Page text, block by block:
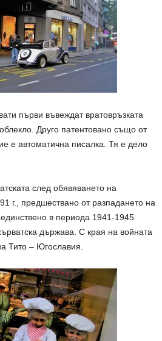
първи въвеждат вратовръзката
Друго патентовано също от
е автоматична писалка. Тя е дело
след обявяването на
г., предшествано от разпадането на
в периода 1941-1945
държава. С края на войната
Тито – Югославия.